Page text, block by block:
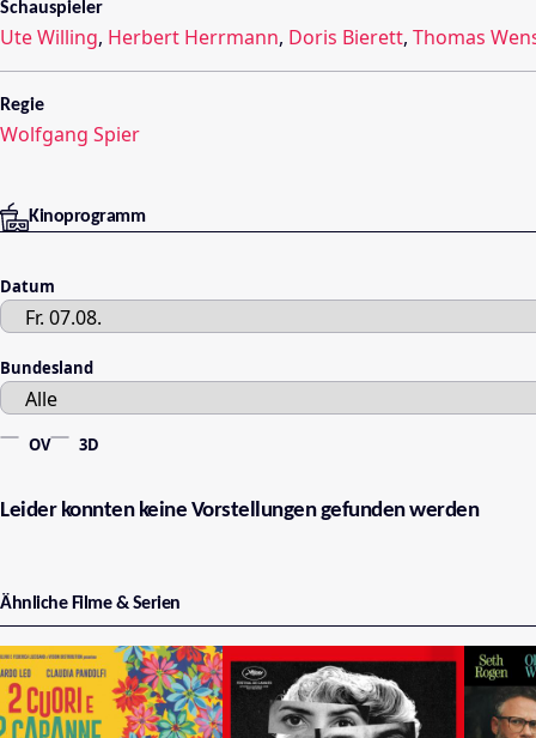
Schauspieler
Ute Willing, Herbert Herrmann, Doris Bierett, Thomas
Regie
Wolfgang Spier
Kinoprogramm
Datum
Bundesland
OV 3D
Leider konnten keine Vorstellungen gefunden werden
Ähnliche Filme & Serien